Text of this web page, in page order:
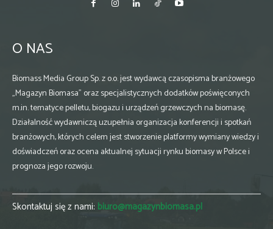
O NAS
Biomass Media Group Sp. z o.o. jest wydawcą czasopisma branżowego
„Magazyn Biomasa” oraz specjalistycznych dodatków poświęconych
m.in. tematyce pelletu, biogazu i urządzeń grzewczych na biomasę.
Działalność wydawniczą uzupełnia organizacja konferencji i spotkań
branżowych, których celem jest stworzenie platformy wymiany wiedzy i
doświadczeń oraz ocena aktualnej sytuacji rynku biomasy w Polsce i
prognoza jego rozwoju.
Skontaktuj się z nami: biuro@magazynbiomasa.pl